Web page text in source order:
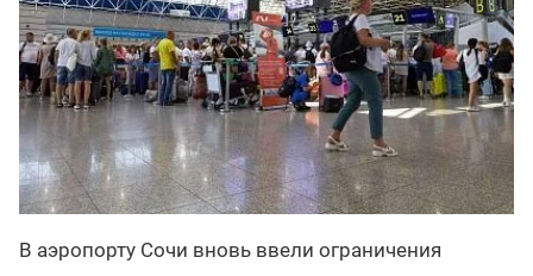
В аэропорту Сочи вновь ввели ограничения